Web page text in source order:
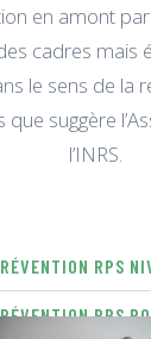
en amont
cadres mais
le sens de la
suggère
l’INRS.
RPS
RPS